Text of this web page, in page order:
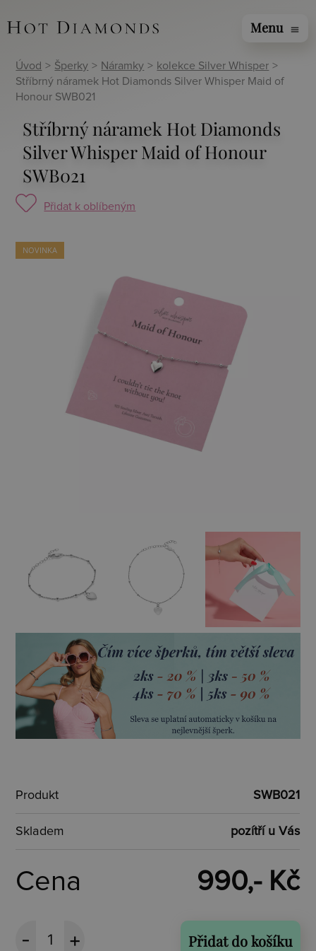
Menu menu
Úvod > Šperky > Náramky > kolekce Silver Whisper >
Stříbrný náramek Hot Diamonds Silver Whisper Maid of
Honour SWB021
Stříbrný náramek Hot Diamonds
Silver Whisper Maid of Honour
SWB021
Přidat k oblíbeným
NOVINKA
Produkt SWB021
Skladem pozítří u Vás
Cena 990,- Kč
Přidat do košíku